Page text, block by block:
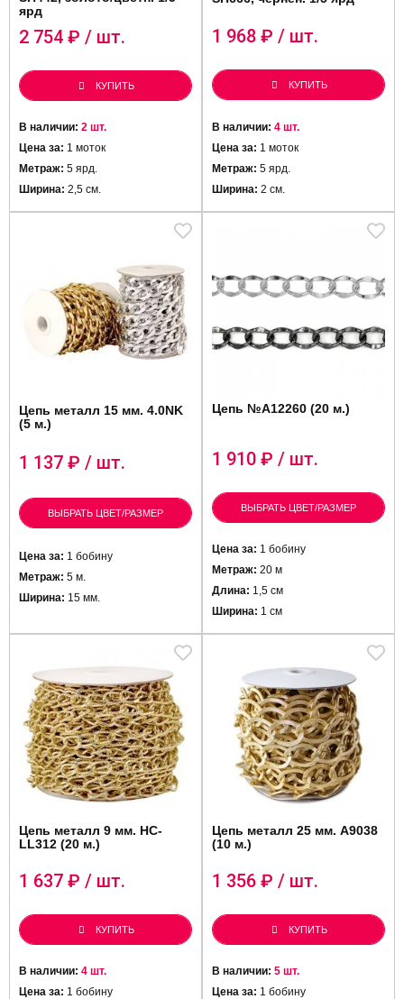
ярд
2 754 ₽ / шт.
КУПИТЬ
В наличии: 2 шт.
Цена за: 1 моток
Метраж: 5 ярд.
Ширина: 2,5 см.
1 968 ₽ / шт.
КУПИТЬ
В наличии: 4 шт.
Цена за: 1 моток
Метраж: 5 ярд.
Ширина: 2 см.
Цепь металл 15 мм. 4.0NK
(5 м.)
1 137 ₽ / шт.
ВЫБРАТЬ ЦВЕТ/РАЗМЕР
Цена за: 1 бобину
Метраж: 5 м.
Ширина: 15 мм.
Цепь №A12260 (20 м.)
1 910 ₽ / шт.
ВЫБРАТЬ ЦВЕТ/РАЗМЕР
Цена за: 1 бобину
Метраж: 20 м
Длина: 1,5 см
Ширина: 1 см
Цепь металл 9 мм. HC-
LL312 (20 м.)
1 637 ₽ / шт.
КУПИТЬ
В наличии: 4 шт.
Цена за: 1 бобину
Цепь металл 25 мм. A9038
(10 м.)
1 356 ₽ / шт.
КУПИТЬ
В наличии: 5 шт.
Цена за: 1 бобину